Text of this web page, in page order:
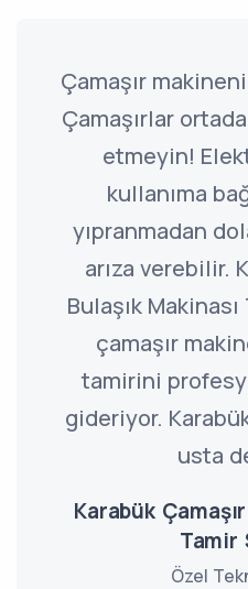
Çamaşır
Çamaşırlar
etmeyin!
kullanıma
yıpranmadan
arıza verebilir.
Bulaşık
çamaşır
tamirini
gideriyor.
usta
Karabük
Tamir
Özel